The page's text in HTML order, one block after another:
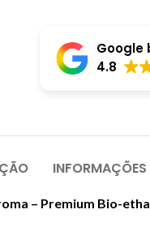
Google
4.8
– Premium Bio-